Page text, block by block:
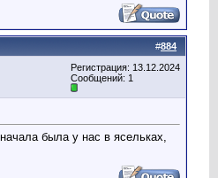
#884
Регистрация: 13.12.2024
Сообщений: 1
была у нас в ясельках,